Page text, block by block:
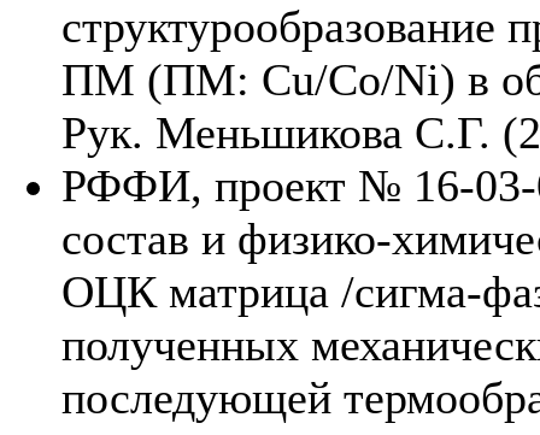
структурообразование
ПМ (ПМ: Cu/Co/Ni) в
Рук. Меньшикова С.Г.
РФФИ, проект № 16-03-
состав и физико-
ОЦК матрица /сигма-
полученных
последующей